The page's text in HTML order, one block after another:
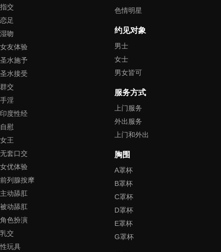
指交
恋足
湿吻
女友体验
圣水施予
圣水接受
群交
手淫
印度性经
自慰
女王
无套口交
女优体验
前列腺按摩
主动舔肛
被动舔肛
角色扮演
乳交
性玩具
色情明星
约见对象
男士
女士
男女皆可
服务方式
上门服务
外出服务
上门和外出
胸围
A罩杯
B罩杯
C罩杯
D罩杯
E罩杯
G罩杯